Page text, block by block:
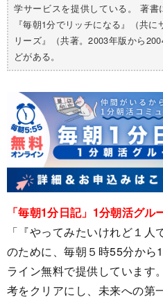
学サービスを提供している。 著書
『毎朝1分でリッチになる』（共
リーズ』（共著。2003年版から
どがある。
「毎朝1分日記」1分朝活グル
「『やってみたいけれど１
のために、毎朝５時55分から
ライン無料で提供しています
考をクリアにし、未来への第